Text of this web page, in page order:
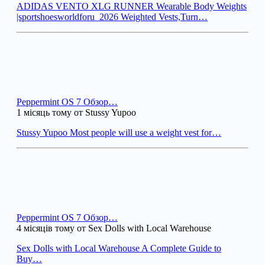
ADIDAS VENTO XLG RUNNER Wearable Body Weights
|sportshoesworldforu_2026 Weighted Vests,Turn…
Peppermint OS 7 Обзор…
1 місяць тому от Stussy Yupoo
Stussy Yupoo Most people will use a weight vest for…
Peppermint OS 7 Обзор…
4 місяців тому от Sex Dolls with Local Warehouse
Sex Dolls with Local Warehouse A Complete Guide to
Buy…